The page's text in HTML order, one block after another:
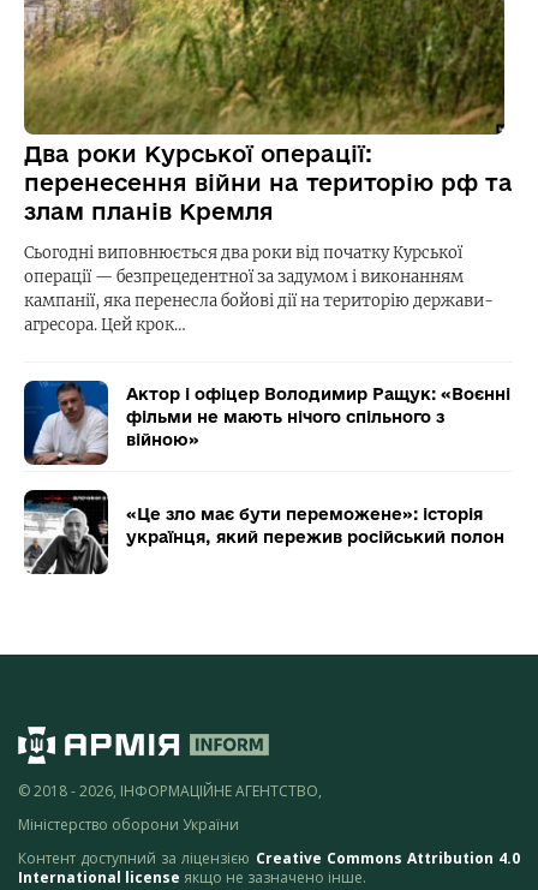
Два роки Курської операції:
перенесення війни на територію рф та
злам планів Кремля
Сьогодні виповнюється два роки від початку Курської
операції — безпрецедентної за задумом і виконанням
кампанії, яка перенесла бойові дії на територію держави-
агресора. Цей крок…
Актор і офіцер Володимир Ращук: «Воєнні
фільми не мають нічого спільного з
війною»
«Це зло має бути переможене»: історія
українця, який пережив російський полон
© 2018 - 2026, ІНФОРМАЦІЙНЕ АГЕНТСТВО,
Міністерство оборони України
Контент доступний за ліцензією Creative Commons Attribution 4.0
International license якщо не зазначено інше.